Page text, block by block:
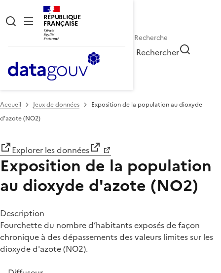
RÉPUBLIQUE
FRANÇAISE
Rechercher
Accueil Jeux de données
Exposition de la population au dioxyde
d'azote (NO2)
Explorer les données
Exposition de la population
au dioxyde d'azote (NO2)
Description
Fourchette du nombre d’habitants exposés de façon
chronique à des dépassements des valeurs limites sur les
dioxyde d'azote (NO2).